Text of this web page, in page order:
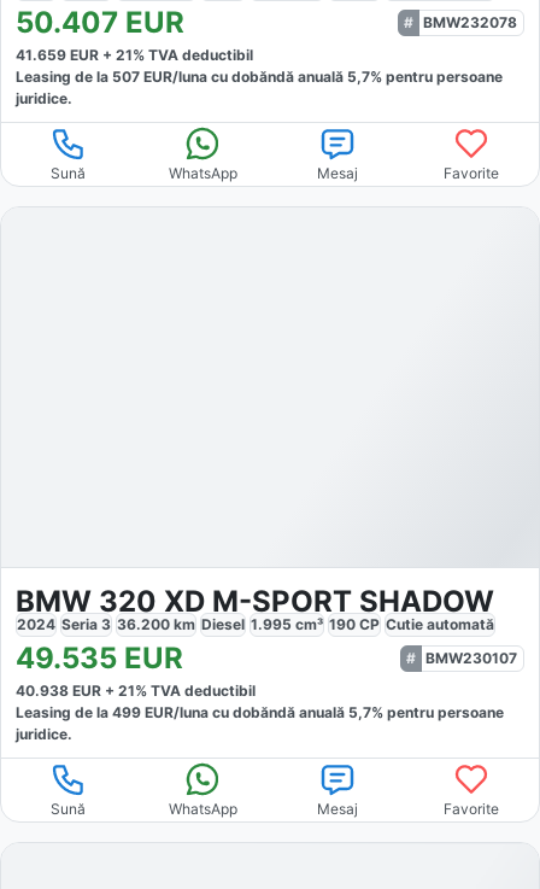
50.407 EUR
BMW232078
41.659 EUR + 21% TVA deductibil
Leasing de la 507 EUR/luna cu dobăndă anuală 5,7% pentru persoane
juridice.
Sună WhatsApp Mesaj Favorite
BMW 320 XD M-SPORT SHADOW
2024 Seria 3 36.200 km Diesel 1.995 cm³ 190 CP Cutie automată
49.535 EUR
BMW230107
40.938 EUR + 21% TVA deductibil
Leasing de la 499 EUR/luna cu dobăndă anuală 5,7% pentru persoane
juridice.
Sună WhatsApp Mesaj Favorite